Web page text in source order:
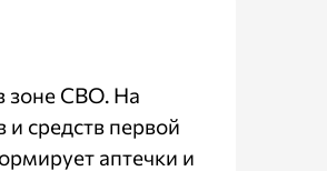
зоне СВО. На
средств первой
аптечки и